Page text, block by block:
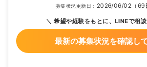
募集状況更新日： 2026/06/02（69
希望や経験をもとに、LINEで相
最新の募集状況を確認し